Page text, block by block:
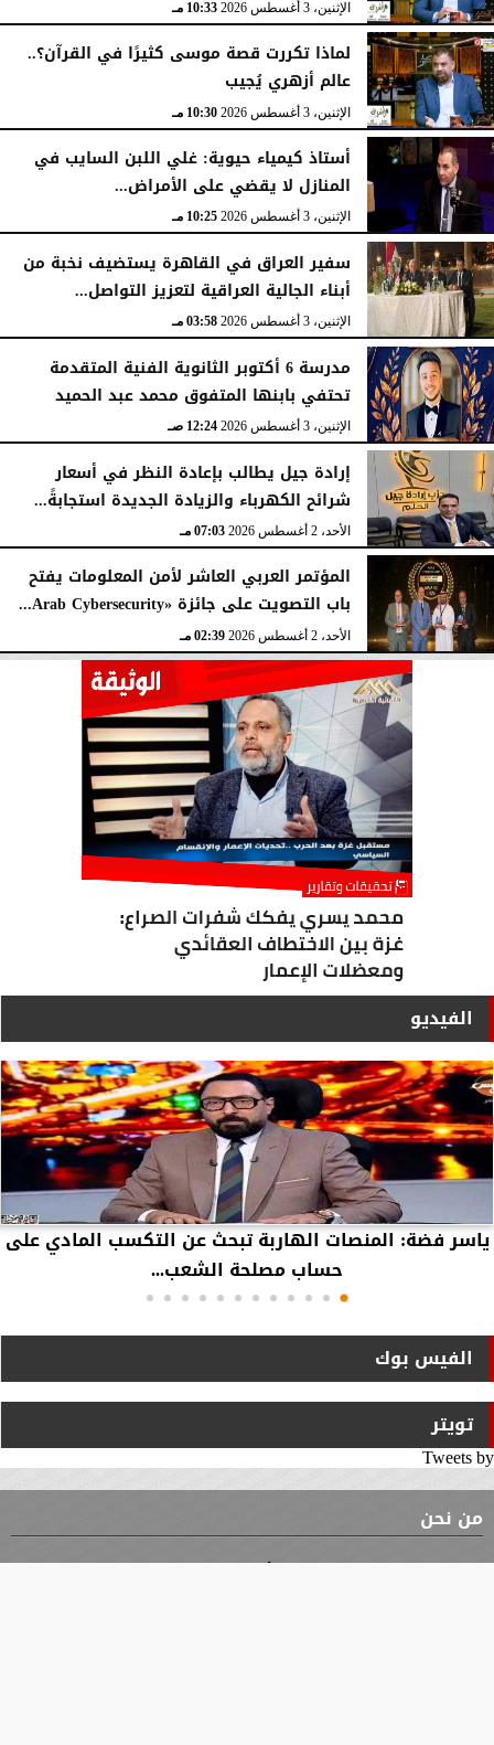
الإثنين، 3 أغسطس 2026 10:33 مـ
لماذا تكررت قصة موسى كثيرًا في القرآن؟..
عالم أزهري يُجيب
الإثنين، 3 أغسطس 2026 10:30 مـ
أستاذ كيمياء حيوية: غلي اللبن السايب في
المنازل لا يقضي على الأمراض...
الإثنين، 3 أغسطس 2026 10:25 مـ
سفير العراق في القاهرة يستضيف نخبة من
أبناء الجالية العراقية لتعزيز التواصل...
الإثنين، 3 أغسطس 2026 03:58 مـ
مدرسة 6 أكتوبر الثانوية الفنية المتقدمة
تحتفي بابنها المتفوق محمد عبد الحميد
الإثنين، 3 أغسطس 2026 12:24 صـ
إرادة جيل يطالب بإعادة النظر في أسعار
شرائح الكهرباء والزيادة الجديدة استجابةً...
الأحد، 2 أغسطس 2026 07:03 مـ
المؤتمر العربي العاشر لأمن المعلومات يفتح
باب التصويت على جائزة «Arab Cybersecurity...
الأحد، 2 أغسطس 2026 02:39 مـ
الفيديو
ياسر فضة: المنصات الهاربة تبحث عن التكسب المادي على
حساب مصلحة الشعب...
الفيس بوك
تويتر
Tweets by
من نحن